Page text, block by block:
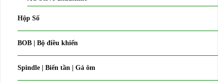
Hộp Số
BOB | Bộ điều khiển
Spindle | Biến tần | Gá ôm